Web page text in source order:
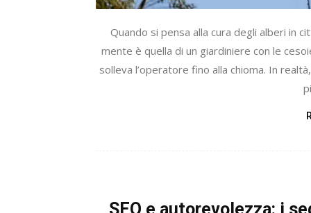
Quando si pensa alla cura degli alberi in
mente è quella di un giardiniere con le
solleva l’operatore fino alla chioma. In